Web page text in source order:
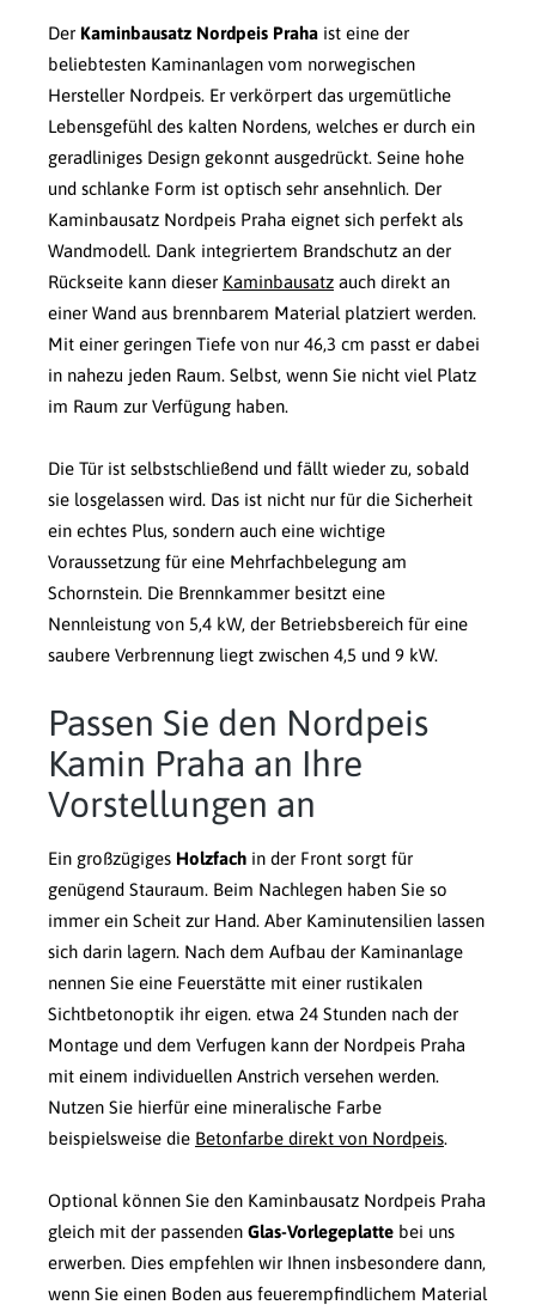
Der Kaminbausatz Nordpeis Praha ist eine der
beliebtesten Kaminanlagen vom norwegischen
Hersteller Nordpeis. Er verkörpert das urgemütliche
Lebensgefühl des kalten Nordens, welches er durch ein
geradliniges Design gekonnt ausgedrückt. Seine hohe
und schlanke Form ist optisch sehr ansehnlich. Der
Kaminbausatz Nordpeis Praha eignet sich perfekt als
Wandmodell. Dank integriertem Brandschutz an der
Rückseite kann dieser Kaminbausatz auch direkt an
einer Wand aus brennbarem Material platziert werden.
Mit einer geringen Tiefe von nur 46,3 cm passt er dabei
in nahezu jeden Raum. Selbst, wenn Sie nicht viel Platz
im Raum zur Verfügung haben.
Die Tür ist selbstschließend und fällt wieder zu, sobald
sie losgelassen wird. Das ist nicht nur für die Sicherheit
ein echtes Plus, sondern auch eine wichtige
Voraussetzung für eine Mehrfachbelegung am
Schornstein. Die Brennkammer besitzt eine
Nennleistung von 5,4 kW, der Betriebsbereich für eine
saubere Verbrennung liegt zwischen 4,5 und 9 kW.
Passen Sie den Nordpeis
Kamin Praha an Ihre
Vorstellungen an
Ein großzügiges Holzfach in der Front sorgt für
genügend Stauraum. Beim Nachlegen haben Sie so
immer ein Scheit zur Hand. Aber Kaminutensilien lassen
sich darin lagern. Nach dem Aufbau der Kaminanlage
nennen Sie eine Feuerstätte mit einer rustikalen
Sichtbetonoptik ihr eigen. etwa 24 Stunden nach der
Montage und dem Verfugen kann der Nordpeis Praha
mit einem individuellen Anstrich versehen werden.
Nutzen Sie hierfür eine mineralische Farbe
beispielsweise die Betonfarbe direkt von Nordpeis.
Optional können Sie den Kaminbausatz Nordpeis Praha
gleich mit der passenden Glas-Vorlegeplatte bei uns
erwerben. Dies empfehlen wir Ihnen insbesondere dann,
wenn Sie einen Boden aus feuerempfindlichem Material